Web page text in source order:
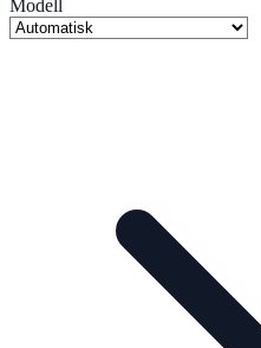
Modell